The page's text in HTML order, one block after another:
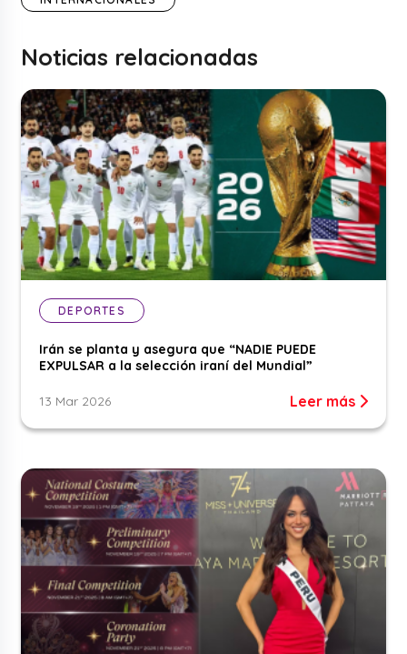
Noticias relacionadas
DEPORTES
Irán se planta y asegura que “NADIE PUEDE
EXPULSAR a la selección iraní del Mundial”
13 Mar 2026 Leer más